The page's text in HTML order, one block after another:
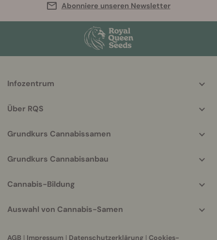
Abonniere unseren Newsletter
helpful
Infozentrum
Über RQS
Grundkurs Cannabissamen
Grundkurs Cannabisanbau
Cannabis-Bildung
Auswahl von Cannabis-Samen
AGB | Impressum | Datenschutzerklärung | Cookies-